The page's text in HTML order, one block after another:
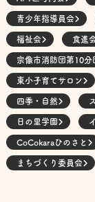
青少年指導員会
福祉会 食進
宗像市消防団第10分
東小子育てサロン
四季・自然
日の里学園
CoCokaraひのさと
まちづくり委員会